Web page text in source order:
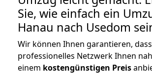
Sie, wie einfach ein
Hanau nach Usedom
Wir können Ihnen garantieren,
professionelles Netzwerk Ihnen
einem kostengünstigen Preis